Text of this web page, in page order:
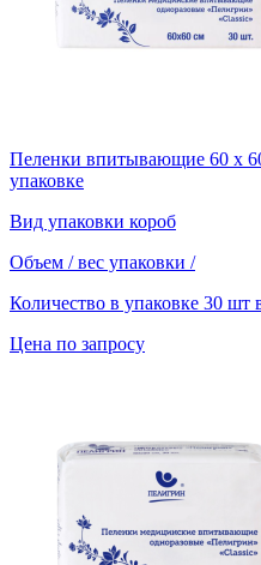
Пеленки впитывающие 60 x
упаковке
Вид упаковки короб
Объем / вес упаковки /
Количество в упаковке 30 шт
Цена по запросу